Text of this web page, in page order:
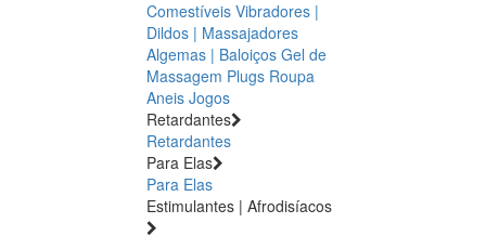
Comestíveis Vibradores |
Dildos | Massajadores
Algemas | Baloiços Gel de
Massagem Plugs Roupa
Aneis Jogos
Retardantes
Retardantes
Para Elas
Para Elas
Estimulantes | Afrodisíacos